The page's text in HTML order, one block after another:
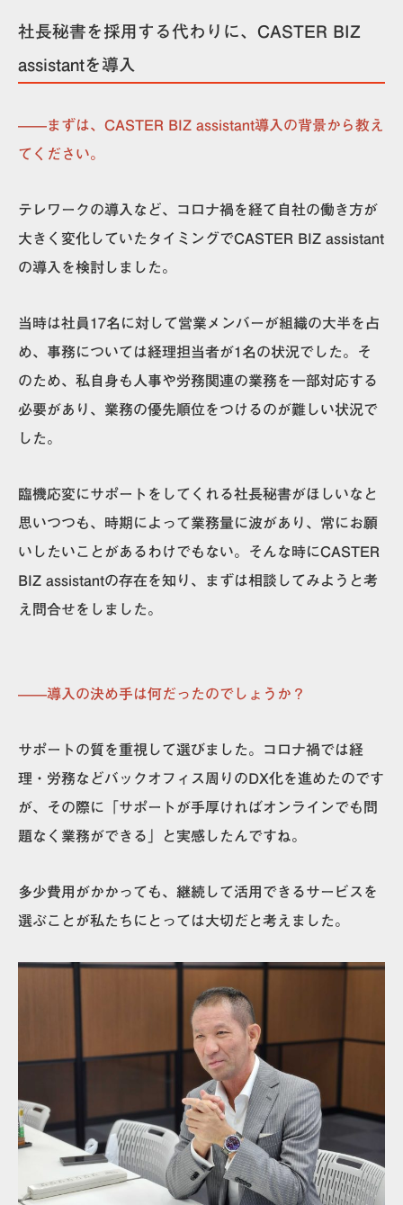
社長秘書を採用する代わりに、CASTER BIZ
assistantを導入
——まずは、CASTER BIZ assistant導入の背景から教え
てください。
テレワークの導入など、コロナ禍を経て自社の働き方が
大きく変化していたタイミングでCASTER BIZ assistant
の導入を検討しました。
当時は社員17名に対して営業メンバーが組織の大半を占
め、事務については経理担当者が1名の状況でした。そ
のため、私自身も人事や労務関連の業務を一部対応する
必要があり、業務の優先順位をつけるのが難しい状況で
した。
臨機応変にサポートをしてくれる社長秘書がほしいなと
思いつつも、時期によって業務量に波があり、常にお願
いしたいことがあるわけでもない。
そんな時にCASTER
BIZ assistantの存在を知り、まずは相談してみようと考
え問合せをしました。
——導入の決め手は何だったのでしょうか？
サポートの質を重視して選びました。コロナ禍では経
理・労務などバックオフィス周りのDX化を進めたのです
が、その際に「サポートが手厚ければオンラインでも問
題なく業務ができる」と実感したんですね。
多少費用がかかっても、継続して活用できるサービスを
選ぶことが私たちにとっては大切だと考えました。